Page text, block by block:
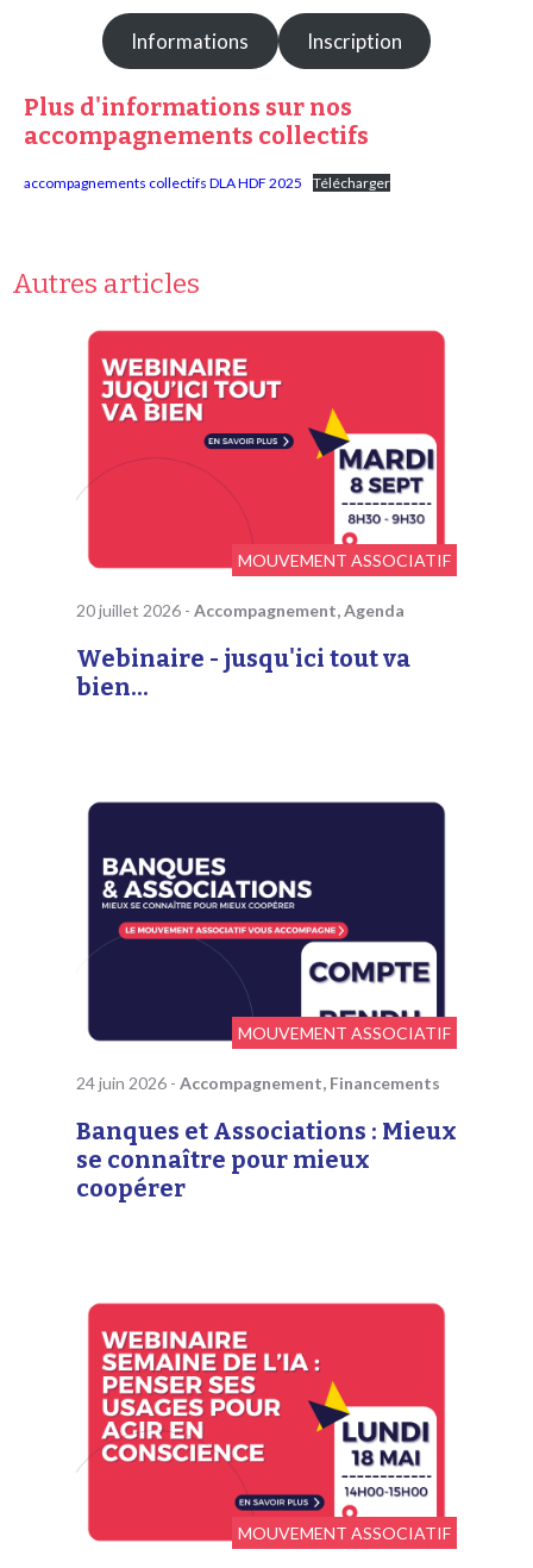
Informations Inscription
Plus d'informations sur nos
accompagnements collectifs
accompagnements collectifs DLA HDF 2025 Télécharger
Autres articles
MOUVEMENT ASSOCIATIF
20 juillet 2026 - Accompagnement, Agenda
Webinaire - jusqu'ici tout va
bien...
MOUVEMENT ASSOCIATIF
24 juin 2026 - Accompagnement, Financements
Banques et Associations : Mieux
se connaître pour mieux
coopérer
MOUVEMENT ASSOCIATIF